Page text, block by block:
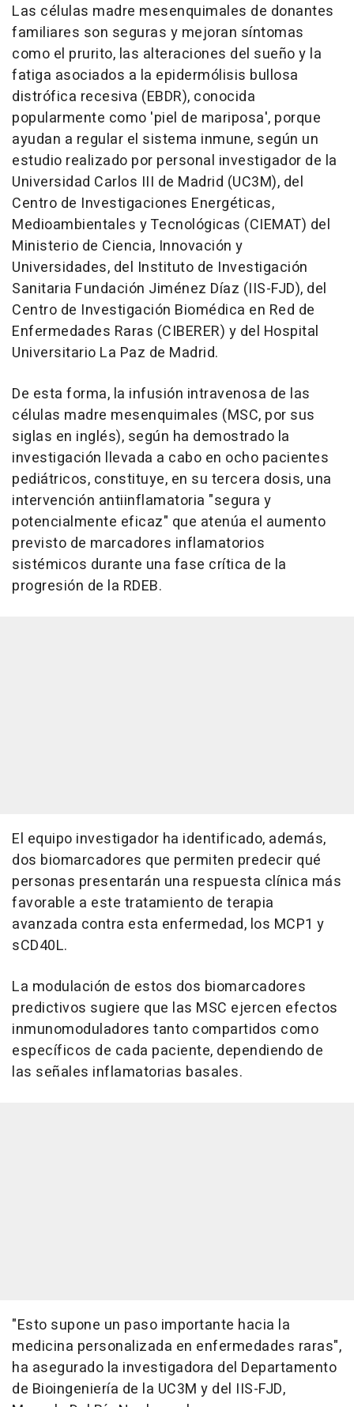
Las células madre mesenquimales de donantes
familiares son seguras y mejoran síntomas
como el prurito, las alteraciones del sueño y la
fatiga asociados a la epidermólisis bullosa
distrófica recesiva (EBDR), conocida
popularmente como 'piel de mariposa', porque
ayudan a regular el sistema inmune, según un
estudio realizado por personal investigador de la
Universidad Carlos III de Madrid (UC3M), del
Centro de Investigaciones Energéticas,
Medioambientales y Tecnológicas (CIEMAT) del
Ministerio de Ciencia, Innovación y
Universidades, del Instituto de Investigación
Sanitaria Fundación Jiménez Díaz (IIS-FJD), del
Centro de Investigación Biomédica en Red de
Enfermedades Raras (CIBERER) y del Hospital
Universitario La Paz de Madrid.
De esta forma, la infusión intravenosa de las
células madre mesenquimales (MSC, por sus
siglas en inglés), según ha demostrado la
investigación llevada a cabo en ocho pacientes
pediátricos, constituye, en su tercera dosis, una
intervención antiinflamatoria "segura y
potencialmente eficaz" que atenúa el aumento
previsto de marcadores inflamatorios
sistémicos durante una fase crítica de la
progresión de la RDEB.
El equipo investigador ha identificado, además,
dos biomarcadores que permiten predecir qué
personas presentarán una respuesta clínica más
favorable a este tratamiento de terapia
avanzada contra esta enfermedad, los MCP1 y
sCD40L.
La modulación de estos dos biomarcadores
predictivos sugiere que las MSC ejercen efectos
inmunomoduladores tanto compartidos como
específicos de cada paciente, dependiendo de
las señales inflamatorias basales.
"Esto supone un paso importante hacia la
medicina personalizada en enfermedades raras",
ha asegurado la investigadora del Departamento
de Bioingeniería de la UC3M y del IIS-FJD,